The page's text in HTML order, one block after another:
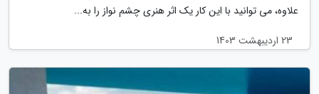
علاوه، می توانید با این کار یک اثر هنری چشم نواز را به...
23 اردیبهشت 1403